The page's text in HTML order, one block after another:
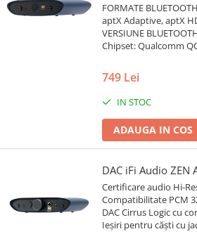
FORMATE
aptX Adaptive, aptX
VERSIUNE
Chipset: Qualcomm
749 Lei
IN STOC
ADAUGA IN COS
DAC iFi Audio ZEN
Certificare audio Hi-
Compatibilitate PCM
DAC Cirrus Logic cu
Ieșiri pentru căști cu